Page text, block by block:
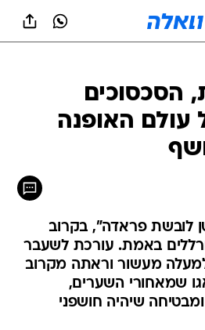
הסכסוכים
עולם האופנה
לובשת פראדה", בקרוב
באמת. עורכת לשעבר
למעלה מעשור וראתה מקרוב
שמאחורי השערים,
שיהיה חושפני